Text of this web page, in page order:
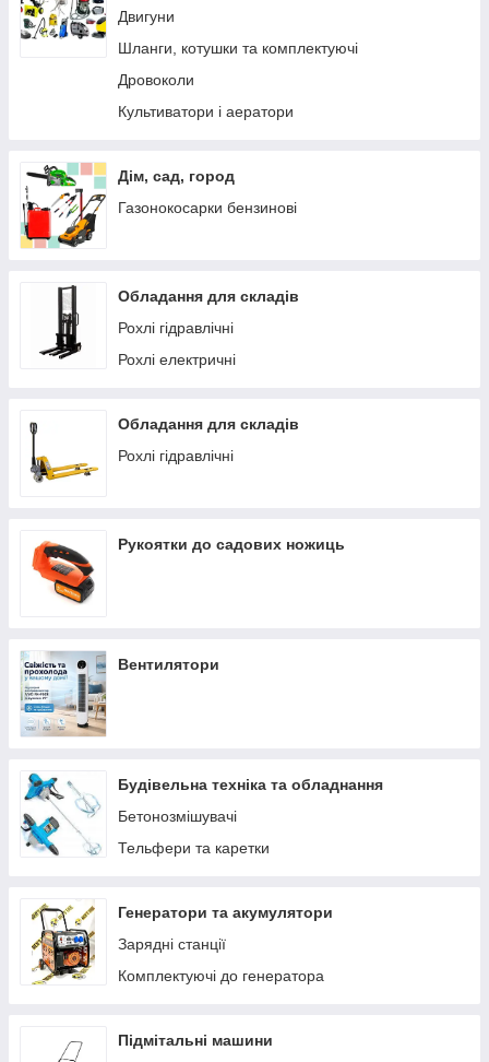
Двигуни
Шланги, котушки та комплектуючі
Дровоколи
Культиватори і аератори
Дім, сад, город
Газонокосарки бензинові
Обладання для складів
Рохлі гідравлічні
Рохлі електричні
Обладання для складів
Рохлі гідравлічні
Рукоятки до садових ножиць
Вентилятори
Будівельна техніка та обладнання
Бетонозмішувачі
Тельфери та каретки
Генератори та акумулятори
Зарядні станції
Комплектуючі до генератора
Підмітальні машини